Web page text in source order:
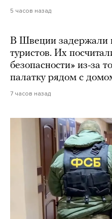
5 часов назад
В Швеции задержали
туристов. Их
безопасности» из-за
палатку рядом с
7 часов назад